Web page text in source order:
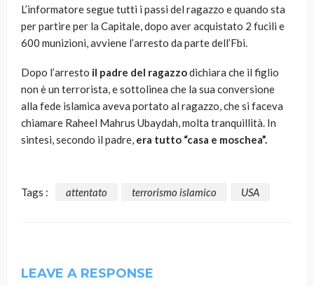
L’informatore segue tutti i passi del ragazzo e quando sta
per partire per la Capitale, dopo aver acquistato 2 fucili e
600 munizioni, avviene l’arresto da parte dell’Fbi.
Dopo l’arresto il padre del ragazzodichiara che il figlio
non è un terrorista, e sottolinea che la sua conversione
alla fede islamica aveva portato al ragazzo, che si faceva
chiamare Raheel Mahrus Ubaydah, molta tranquillità. In
sintesi, secondo il padre, era tutto “casa e moschea”.
Tags : attentato terrorismo islamico USA
LEAVE A RESPONSE